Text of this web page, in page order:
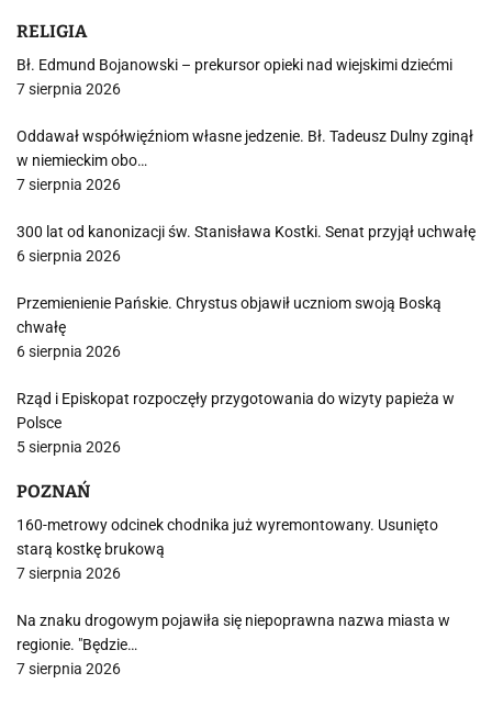
RELIGIA
Bł. Edmund Bojanowski – prekursor opieki nad wiejskimi dziećmi
7 sierpnia 2026
Oddawał współwięźniom własne jedzenie. Bł. Tadeusz Dulny zginął
w niemieckim obo…
7 sierpnia 2026
300 lat od kanonizacji św. Stanisława Kostki. Senat przyjął uchwałę
6 sierpnia 2026
Przemienienie Pańskie. Chrystus objawił uczniom swoją Boską
chwałę
6 sierpnia 2026
Rząd i Episkopat rozpoczęły przygotowania do wizyty papieża w
Polsce
5 sierpnia 2026
POZNAŃ
160-metrowy odcinek chodnika już wyremontowany. Usunięto
starą kostkę brukową
7 sierpnia 2026
Na znaku drogowym pojawiła się niepoprawna nazwa miasta w
regionie. "Będzie…
7 sierpnia 2026